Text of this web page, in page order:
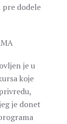
dodele
je u
koje
je donet